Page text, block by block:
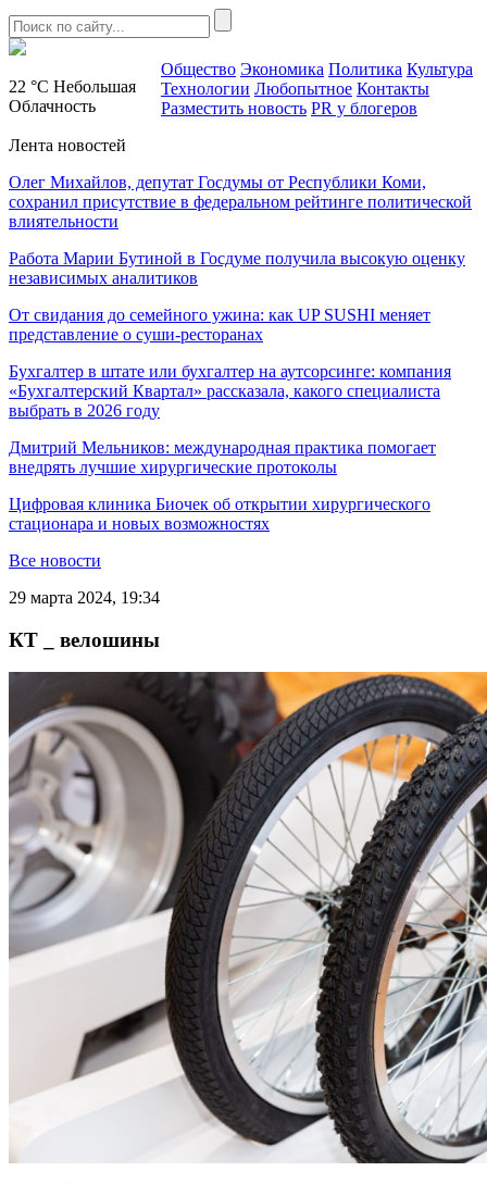
22 °C Небольшая
Облачность
Общество Экономика Политика Культура
Технологии Любопытное Контакты
Разместить новость PR у блогеров
Лента новостей
Олег Михайлов, депутат Госдумы от Республики Коми,
сохранил присутствие в федеральном рейтинге политической
влиятельности
Работа Марии Бутиной в Госдуме получила высокую оценку
независимых аналитиков
От свидания до семейного ужина: как UP SUSHI меняет
представление о суши-ресторанах
Бухгалтер в штате или бухгалтер на аутсорсинге: компания
«Бухгалтерский Квартал» рассказала, какого специалиста
выбрать в 2026 году
Дмитрий Мельников: международная практика помогает
внедрять лучшие хирургические протоколы
Цифровая клиника Биочек об открытии хирургического
стационара и новых возможностях
Все новости
29 марта 2024, 19:34
КТ _ велошины